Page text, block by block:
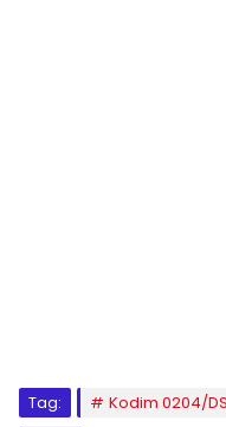
Tag:
Kodim 0204/DS